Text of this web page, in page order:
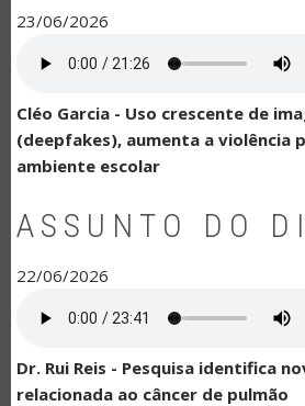
23/06/2026
Cléo Garcia - Uso crescente de
(deepfakes), aumenta a violência
ambiente escolar
ASSUNTO DO
22/06/2026
Dr. Rui Reis - Pesquisa identifica
relacionada ao câncer de pulmão